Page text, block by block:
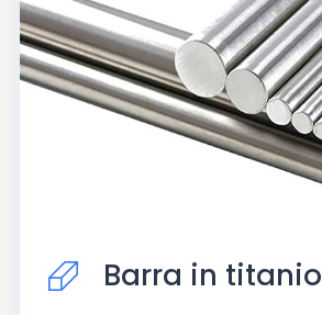
Barra in titanio